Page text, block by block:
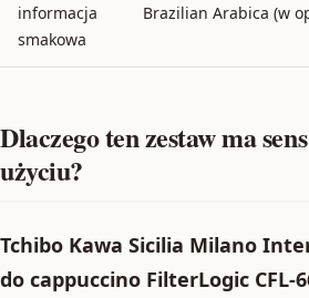
informacja
smakowa
Brazilian Arabica (w
Dlaczego ten zestaw ma
użyciu?
Tchibo Kawa Sicilia Milano
do cappuccino FilterLogic CFL-